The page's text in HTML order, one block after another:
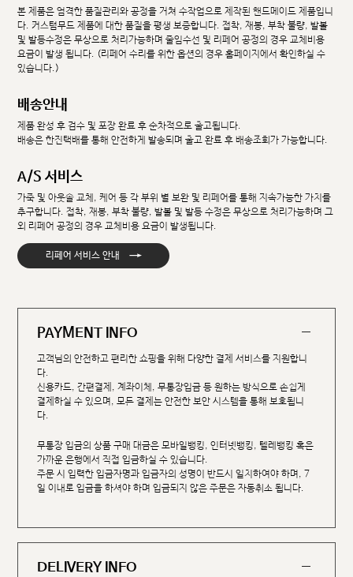
본 제품은 엄격한 품질관리와 공정을 거쳐 수작업으로 제작된 핸드메이드 제품입니
다. 커스텀무드 제품에 대한 품질을 평생 보증합니다. 접착, 재봉, 부착 불량, 발볼
및 발등수정은 무상으로 처리가능하며 줄임수선 및 리페어 공정의 경우 교체비용
요금이 발생 됩니다. (리페어 수리를 위한 옵션의 경우 홈페이지에서 확인하실 수
있습니다.)
배송안내
제품 완성 후 검수 및 포장 완료 후 순차적으로 출고됩니다.
배송은 한진택배를 통해 안전하게 발송되며 출고 완료 후 배송조회가 가능합니다.
A/S 서비스
가죽 및 아웃솔 교체, 케어 등 각 부위 별 보완 및 리페어를 통해 지속가능한 가치를
추구합니다. 접착, 재봉, 부착 불량, 발볼 및 발등 수정은 무상으로 처리가능하며 그
외 리페어 공정의 경우 교체비용 요금이 발생됩니다.
리페어 서비스 안내 →
PAYMENT INFO
고객님의 안전하고 편리한 쇼핑을 위해 다양한 결제 서비스를 지원합니
다.
신용카드, 간편결제, 계좌이체, 무통장입금 등 원하는 방식으로 손쉽게
결제하실 수 있으며, 모든 결제는 안전한 보안 시스템을 통해 보호됩니
다.
무통장 입금의 상품 구매 대금은 모바일뱅킹, 인터넷뱅킹, 텔레뱅킹 혹은
가까운 은행에서 직접 입금하실 수 있습니다.
주문 시 입력한 입금자명과 입금자의 성명이 반드시 일치하여야 하며, 7
일 이내로 입금을 하셔야 하며 입금되지 않은 주문은 자동취소 됩니다.
DELIVERY INFO